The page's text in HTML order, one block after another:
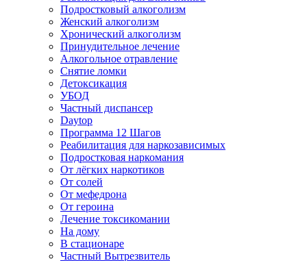
Подростковый алкоголизм
Женский алкоголизм
Хронический алкоголизм
Принудительное лечение
Алкогольное отравление
Снятие ломки
Детоксикация
УБОД
Частный диспансер
Daytop
Программа 12 Шагов
Реабилитация для наркозависимых
Подростковая наркомания
От лёгких наркотиков
От солей
От мефедрона
От героина
Лечение токсикомании
На дому
В стационаре
Частный Вытрезвитель